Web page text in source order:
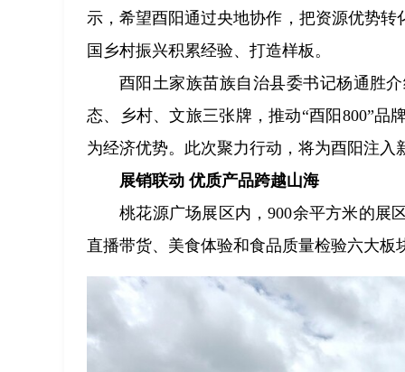
示，希望酉阳通过央地协作，把资源优势
国乡村振兴积累经验、打造样板。
酉阳土家族苗族自治县委书记杨通胜
态、乡村、文旅三张牌，推动“酉阳800”
为经济优势。此次聚力行动，将为酉阳注
展销联动 优质产品跨越山海
桃花源广场展区内，900余平方米的展
直播带货、美食体验和食品质量检验六大